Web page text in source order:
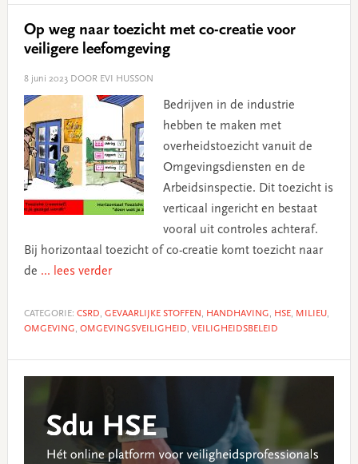
Op weg naar toezicht met co-creatie voor
veiligere leefomgeving
8 juni 2023DOOR EVI HUSSON
Bedrijven in de industrie
hebben te maken met
overheidstoezicht vanuit de
Omgevingsdiensten en de
Arbeidsinspectie. Dit toezicht is
verticaal ingericht en bestaat
vooral uit controles achteraf.
Bij horizontaal toezicht of co-creatie komt toezicht naar
de ... lees verder
CATEGORIE: CSRD, GEVAARLIJKE STOFFEN , HANDHAVING, HSE, MILIEU,
OMGEVING, OMGEVINGSVEILIGHEID, VEILIGHEIDSBELEID
Primary
Sidebar